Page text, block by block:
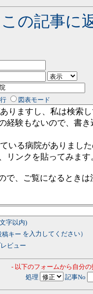
この記事に
図表モード
字以内)
を入力してください）
ビュー
- 以下のフォームから自分
処理
記事No